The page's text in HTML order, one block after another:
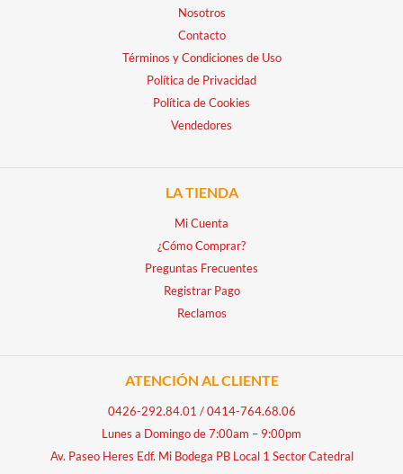
Nosotros
Contacto
Términos y Condiciones de Uso
Política de Privacidad
Política de Cookies
Vendedores
LA TIENDA
Mi Cuenta
¿Cómo Comprar?
Preguntas Frecuentes
Registrar Pago
Reclamos
ATENCIÓN AL CLIENTE
0426-292.84.01 /0414-764.68.06
Lunes a Domingo de 7:00am – 9:00pm
Av. Paseo Heres Edf. Mi Bodega PB Local 1 Sector Catedral